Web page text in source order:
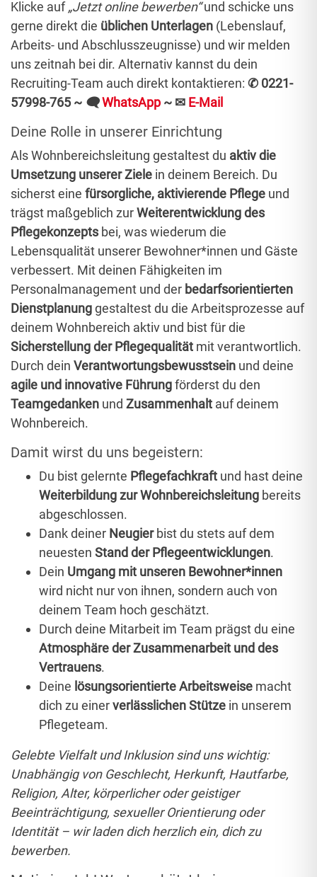
Klicke auf„Jetzt online bewerben“und schicke uns
gerne direkt die üblichen Unterlagen (Lebenslauf,
Arbeits- und Abschlusszeugnisse) und wir melden
uns zeitnah bei dir. Alternativ kannst du dein
Recruiting-Team auch direkt kontaktieren: ✆ 0221-
57998-765 ~ 🗨WhatsApp ~ ✉ E-Mail
Deine Rolle in unserer Einrichtung
Als Wohnbereichsleitung gestaltest du aktiv die
Umsetzung unserer Ziele in deinem Bereich. Du
sicherst eine fürsorgliche, aktivierende Pflege und
trägst maßgeblich zurWeiterentwicklung des
Pflegekonzepts bei, was wiederum die
Lebensqualität unserer Bewohner*innen und Gäste
verbessert. Mit deinen Fähigkeiten im
Personalmanagement und der bedarfsorientierten
Dienstplanunggestaltest du die Arbeitsprozesse auf
deinem Wohnbereich aktiv und bist für die
Sicherstellung der Pflegequalität mit verantwortlich.
Durch dein Verantwortungsbewusstsein und deine
agile und innovative Führungförderst du den
Teamgedanken und Zusammenhalt auf deinem
Wohnbereich.
Damit wirst du uns begeistern:
Du bist gelernte Pflegefachkraft und hast deine
Weiterbildung zur Wohnbereichsleitung bereits
abgeschlossen.
Dank deiner Neugier bist du stets auf dem
neuesten Stand der Pflegeentwicklungen.
Dein Umgang mit unseren Bewohner*innen
wird nicht nur von ihnen, sondern auch von
deinem Team hoch geschätzt.
Durch deine Mitarbeit im Team prägst du eine
Atmosphäre der Zusammenarbeit und des
Vertrauens.
Deine lösungsorientierte Arbeitsweise macht
dich zu einerverlässlichen Stütze in unserem
Pflegeteam.
Gelebte Vielfalt und Inklusion sind uns wichtig:
Unabhängig von Geschlecht, Herkunft, Hautfarbe,
Religion, Alter, körperlicher oder geistiger
Beeinträchtigung, sexueller Orientierung oder
Identität – wir laden dich herzlich ein, dich zu
bewerben.